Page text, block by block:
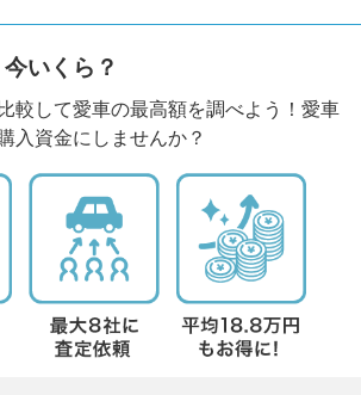
いくら？
較して愛車の最高額を調べよう！愛車
入資金にしませんか？